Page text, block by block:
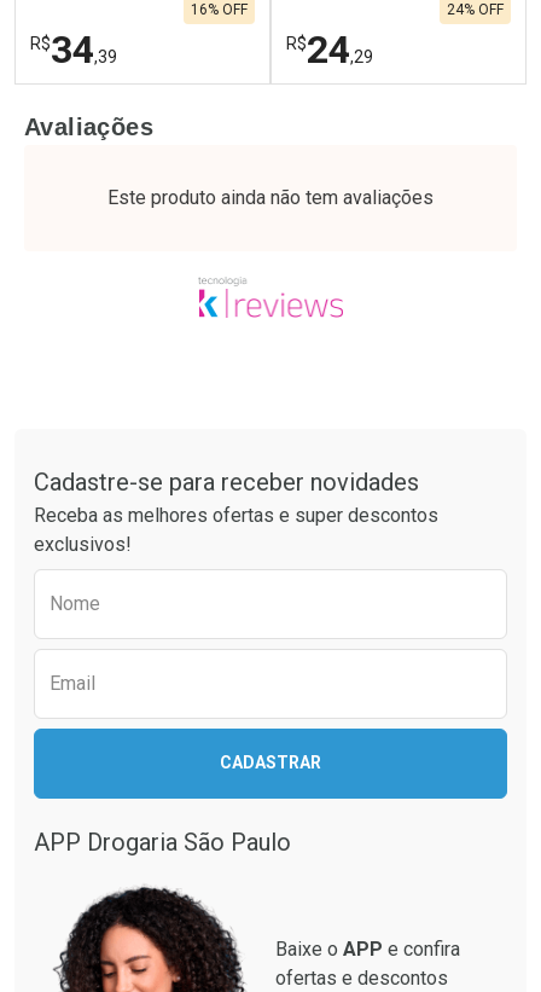
R$34,39
16% OFF
Laboratório
Ativar Desconto
Comprar sem Desconto
Por Menos
Comprar sem Desconto
Por R$ 34,39/cada
R$24,29
24% OFF
Laboratório
Ativar Desconto
Comprar sem Desconto
Por Menos
Comprar sem Desconto
Avaliações
Este produto ainda não tem avaliações
Cadastre-se para receber novidades
Receba as melhores ofertas e super descontos
exclusivos!
Nome
Email
CADASTRAR
APP Drogaria São Paulo
Baixe o APP e confira
ofertas e descontos